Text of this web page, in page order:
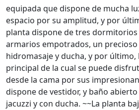
equipada que dispone de mucha
espacio por su amplitud, y por
planta dispone de tres
armarios empotrados, un
hidromasaje y ducha, y por
principal de la cual se puede
desde la cama por sus
dispone de vestidor, y baño
jacuzzi y con ducha. ~~La planta